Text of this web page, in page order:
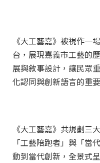
《大工藝嘉》被視作一
台，展現嘉義市工藝的
展與敘事設計，讓民眾
化認同與創新語言的重
《大工藝嘉》共規劃三
「工藝陪跑者」與「當
動到當代創新，全景式